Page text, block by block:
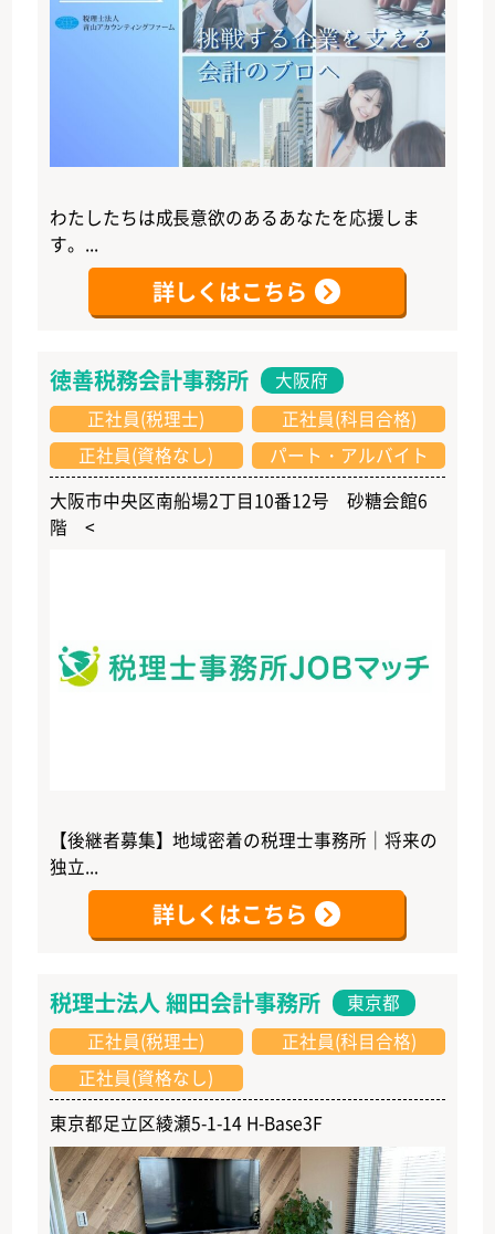
わたしたちは成長意欲のあるあなたを応援しま
す。...
詳しくはこちら
徳善税務会計事務所
大阪府
正社員(税理士)
正社員(科目合格)
正社員(資格なし)
パート・アルバイト
大阪市中央区南船場2丁目10番12号 砂糖会館6
階 <
【後継者募集】地域密着の税理士事務所｜将来の
独立...
詳しくはこちら
税理士法人 細田会計事務所
東京都
正社員(税理士)
正社員(科目合格)
正社員(資格なし)
東京都足立区綾瀬5-1-14 H-Base3F